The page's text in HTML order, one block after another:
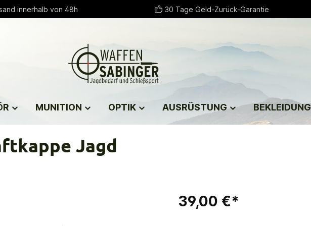
innerhalb von 48h 30 Tage Geld-Zurück-Garantie
MUNITION OPTIK AUSRÜSTUNG BEKLEIDUNG
Jagd
39,00 €*